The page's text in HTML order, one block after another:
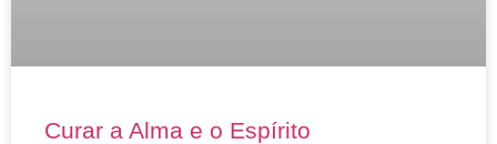
Curar a Alma e o Espírito